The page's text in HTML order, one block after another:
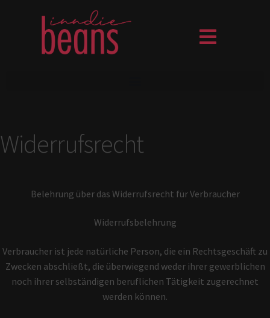
Widerrufsrecht
Belehrung über das Widerrufsrecht für Verbraucher
Widerrufsbelehrung
Verbraucher ist jede natürliche Person, die ein Rechtsgeschäft zu
Zwecken abschließt, die überwiegend weder ihrer gewerblichen
noch ihrer selbständigen beruflichen Tätigkeit zugerechnet
werden können.